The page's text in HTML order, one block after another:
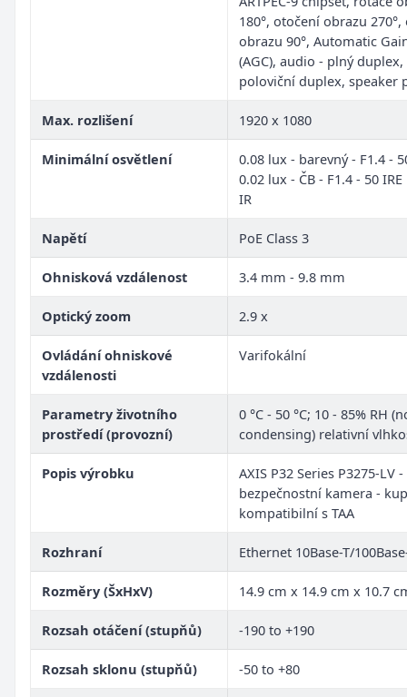
180°, otočení obrazu
obrazu 90°, Automatic
(AGC), audio - plný
poloviční duplex, speaker
Max. rozlišení 1920 x 1080
Minimální osvětlení
0.08 lux - barevný - F1.4 -
0.02 lux - ČB - F1.4 - 50
IR
Napětí PoE Class 3
Ohnisková vzdálenost 3.4 mm - 9.8 mm
Optický zoom 2.9 x
Ovládání ohniskové
vzdálenosti
Varifokální
Parametry životního
prostředí (provozní)
0 °C - 50 °C; 10 - 85% RH
condensing) relativní
Popis výrobku
AXIS P32 Series P3275-LV
bezpečnostní kamera -
kompatibilní s TAA
Rozhraní Ethernet 10Base-T/
Rozměry (ŠxHxV) 14.9 cm x 14.9 cm x 10.7
Rozsah otáčení (stupňů) -190 to +190
Rozsah sklonu (stupňů) -50 to +80